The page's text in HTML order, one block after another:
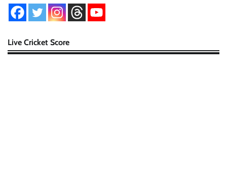
Live Cricket Score